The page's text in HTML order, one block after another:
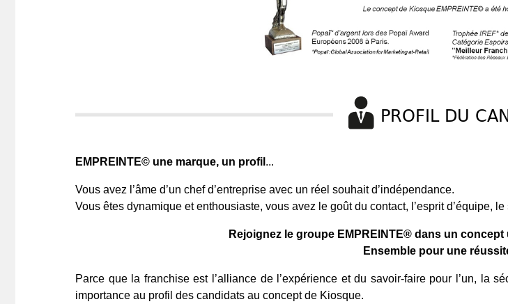
PROFIL DU
EMPREINTE© une marque, un profil ...
Vous avez l’âme d’un chef d’entreprise avec un réel souhait d’indépendance.
Vous êtes dynamique et enthousiaste, vous avez le goût du contact, l’esprit d’équipe,
Rejoignez le groupe EMPREINTE® dans un
Ensemble pour une
Parce que la franchise est l’alliance de l’expérience et du savoir-faire pour l’un, la
importance au profil des candidats au concept de Kiosque.